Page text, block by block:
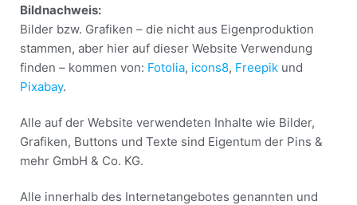
Bildnachweis:
Bilder bzw. Grafiken – die nicht aus Eigenproduktion
stammen, aber hier auf dieser Website Verwendung
finden – kommen von: Fotolia, icons8, Freepik und
Pixabay.
Alle auf der Website verwendeten Inhalte wie Bilder,
Grafiken, Buttons und Texte sind Eigentum der Pins &
mehr GmbH & Co. KG.
Alle innerhalb des Internetangebotes genannten und